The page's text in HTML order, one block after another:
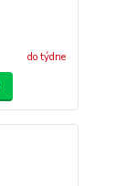
do týdne